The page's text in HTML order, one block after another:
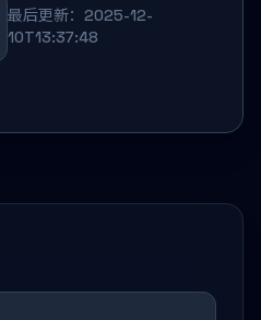
最后更新：2025-12-
10T13:37:48